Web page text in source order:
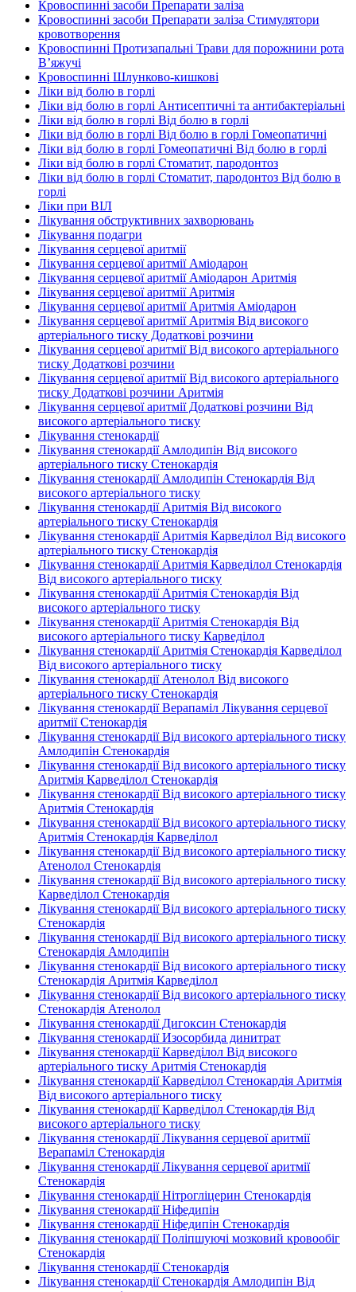
Кровоспинні засоби Препарати заліза
Кровоспинні засоби Препарати заліза Стимулятори
кровотворення
Кровоспинні Протизапальні Трави для порожнини рота
В’яжучі
Кровоспинні Шлунково-кишкові
Ліки від болю в горлі
Ліки від болю в горлі Антисептичні та антибактеріальні
Ліки від болю в горлі Від болю в горлі
Ліки від болю в горлі Від болю в горлі Гомеопатичні
Ліки від болю в горлі Гомеопатичні Від болю в горлі
Ліки від болю в горлі Стоматит, пародонтоз
Ліки від болю в горлі Стоматит, пародонтоз Від болю в
горлі
Ліки при ВІЛ
Лікування обструктивних захворювань
Лікування подагри
Лікування серцевої аритмії
Лікування серцевої аритмії Аміодарон
Лікування серцевої аритмії Аміодарон Аритмія
Лікування серцевої аритмії Аритмія
Лікування серцевої аритмії Аритмія Аміодарон
Лікування серцевої аритмії Аритмія Від високого
артеріального тиску Додаткові розчини
Лікування серцевої аритмії Від високого артеріального
тиску Додаткові розчини
Лікування серцевої аритмії Від високого артеріального
тиску Додаткові розчини Аритмія
Лікування серцевої аритмії Додаткові розчини Від
високого артеріального тиску
Лікування стенокардії
Лікування стенокардії Амлодипін Від високого
артеріального тиску Стенокардія
Лікування стенокардії Амлодипін Стенокардія Від
високого артеріального тиску
Лікування стенокардії Аритмія Від високого
артеріального тиску Стенокардія
Лікування стенокардії Аритмія Карведілол Від високого
артеріального тиску Стенокардія
Лікування стенокардії Аритмія Карведілол Стенокардія
Від високого артеріального тиску
Лікування стенокардії Аритмія Стенокардія Від
високого артеріального тиску
Лікування стенокардії Аритмія Стенокардія Від
високого артеріального тиску Карведілол
Лікування стенокардії Аритмія Стенокардія Карведілол
Від високого артеріального тиску
Лікування стенокардії Атенолол Від високого
артеріального тиску Стенокардія
Лікування стенокардії Верапаміл Лікування серцевої
аритмії Стенокардія
Лікування стенокардії Від високого артеріального тиску
Амлодипін Стенокардія
Лікування стенокардії Від високого артеріального тиску
Аритмія Карведілол Стенокардія
Лікування стенокардії Від високого артеріального тиску
Аритмія Стенокардія
Лікування стенокардії Від високого артеріального тиску
Аритмія Стенокардія Карведілол
Лікування стенокардії Від високого артеріального тиску
Атенолол Стенокардія
Лікування стенокардії Від високого артеріального тиску
Карведілол Стенокардія
Лікування стенокардії Від високого артеріального тиску
Стенокардія
Лікування стенокардії Від високого артеріального тиску
Стенокардія Амлодипін
Лікування стенокардії Від високого артеріального тиску
Стенокардія Аритмія Карведілол
Лікування стенокардії Від високого артеріального тиску
Стенокардія Атенолол
Лікування стенокардії Дигоксин Стенокардія
Лікування стенокардії Изосорбида динитрат
Лікування стенокардії Карведілол Від високого
артеріального тиску Аритмія Стенокардія
Лікування стенокардії Карведілол Стенокардія Аритмія
Від високого артеріального тиску
Лікування стенокардії Карведілол Стенокардія Від
високого артеріального тиску
Лікування стенокардії Лікування серцевої аритмії
Верапаміл Стенокардія
Лікування стенокардії Лікування серцевої аритмії
Стенокардія
Лікування стенокардії Нітрогліцерин Стенокардія
Лікування стенокардії Ніфедипін
Лікування стенокардії Ніфедипін Стенокардія
Лікування стенокардії Поліпшуючі мозковий кровообіг
Стенокардія
Лікування стенокардії Стенокардія
Лікування стенокардії Стенокардія Амлодипін Від